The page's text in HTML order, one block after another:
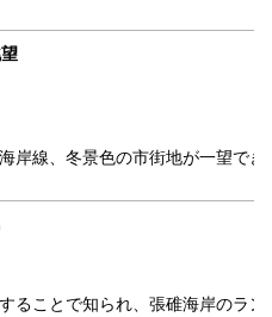
岸線、冬景色の市街地が一望で
ることで知られ、張碓海岸のラ